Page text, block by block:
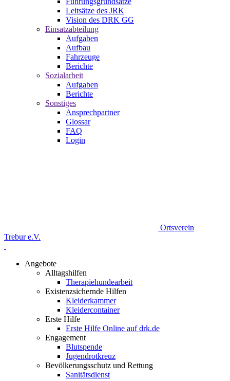
Leitsätze des JRK
Vision des DRK GG
Einsatzabteilung
Aufgaben
Aufbau
Fahrzeuge
Berichte
Sozialarbeit
Aufgaben
Berichte
Sonstiges
Ansprechpartner
Glossar
FAQ
Login
Ortsverein
Trebur e.V.
Angebote
Alltagshilfen
Therapiehundearbeit
Existenzsichernde Hilfen
Kleiderkammer
Kleidercontainer
Erste Hilfe
Erste Hilfe Online auf drk.de
Engagement
Blutspende
Jugendrotkreuz
Bevölkerungsschutz und Rettung
Sanitätsdienst